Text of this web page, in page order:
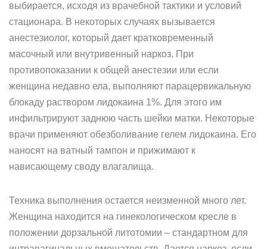
выбирается, исходя из врачебной тактики и условий
стационара. В некоторых случаях вызывается
анестезиолог, который дает кратковременный
масочный или внутривенный наркоз. При
противопоказании к общей анестезии или если
женщина недавно ела, выполняют парацервикальную
блокаду раствором лидокаина 1%. Для этого им
инфильтрируют заднюю часть шейки матки. Некоторые
врачи применяют обезболивание гелем лидокаина. Его
наносят на ватный тампон и прижимают к
нависающему своду влагалища.
Техника выполнения остается неизменной много лет.
Женщина находится на гинекологическом кресле в
положении дорзальной литотомии – стандартном для